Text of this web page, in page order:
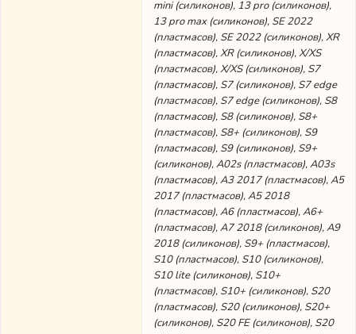
mini (силиконов), 13 pro (силиконов),
13 pro max (силиконов), SE 2022
(пластмасов), SE 2022 (силиконов), XR
(пластмасов), XR (силиконов), X/XS
(пластмасов), X/XS (силиконов), S7
(пластмасов), S7 (силиконов), S7 edge
(пластмасов), S7 edge (силиконов), S8
(пластмасов), S8 (силиконов), S8+
(пластмасов), S8+ (силиконов), S9
(пластмасов), S9 (силиконов), S9+
(силиконов), A02s (пластмасов), A03s
(пластмасов), A3 2017 (пластмасов), A5
2017 (пластмасов), A5 2018
(пластмасов), A6 (пластмасов), A6+
(пластмасов), A7 2018 (силиконов), A9
2018 (силиконов), S9+ (пластмасов),
S10 (пластмасов), S10 (силиконов),
S10 lite (силиконов), S10+
(пластмасов), S10+ (силиконов), S20
(пластмасов), S20 (силиконов), S20+
(силиконов), S20 FE (силиконов), S20